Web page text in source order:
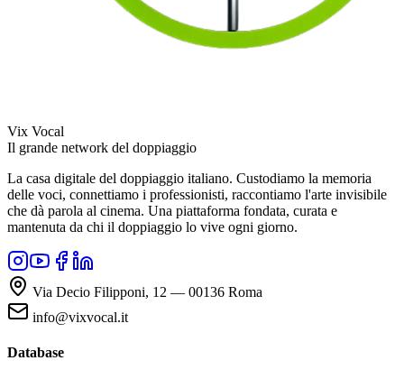
Vix Vocal
Il grande network del doppiaggio
La casa digitale del doppiaggio italiano. Custodiamo la memoria
delle voci, connettiamo i professionisti, raccontiamo l'arte invisibile
che dà parola al cinema. Una piattaforma fondata, curata e
mantenuta da chi il doppiaggio lo vive ogni giorno.
Via Decio Filipponi, 12 — 00136 Roma
info@vixvocal.it
Database